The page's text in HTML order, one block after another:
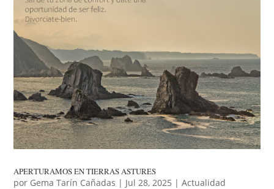
APERTURAMOS EN TIERRAS ASTURES
por Gema Tarín Cañadas | Jul 28, 2025 |Actualidad